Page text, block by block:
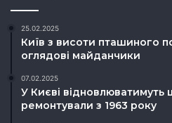
25.02.2025
Київ з висоти пташиного
оглядові майданчики
07.02.2025
У Києві відновлюватимуть
ремонтували з 1963 року